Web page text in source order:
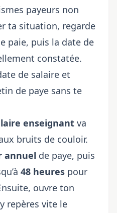
payeurs non
ta situation, regarde
paie, puis la date de
constatée.
de salaire et
de paye sans te
enseignant va
bruits de couloir.
annuel de paye, puis
48 heures pour
ouvre ton
repères vite le